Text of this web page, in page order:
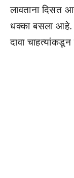
लावताना दिसत
धक्का बसला आहे.
दावा